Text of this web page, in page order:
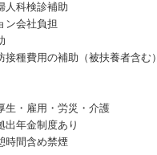
人科検診補助
会社負担
接種費用の補助（被扶養者含む）
生・雇用・労災・介護
出年金制度あり
時間含め禁煙